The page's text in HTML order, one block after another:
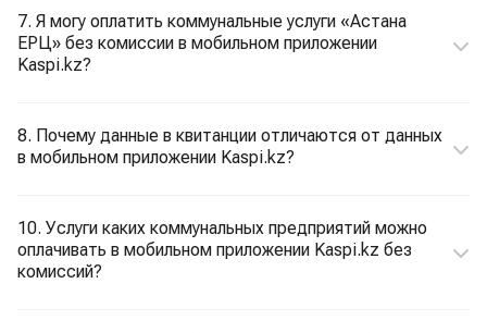
7. Я могу оплатить коммунальные услуги «Астана
ЕРЦ» без комиссии в мобильном приложении
Kaspi.kz?
8. Почему данные в квитанции отличаются от данных
в мобильном приложении Kaspi.kz?
10. Услуги каких коммунальных предприятий можно
оплачивать в мобильном приложении Kaspi.kz без
комиссий?